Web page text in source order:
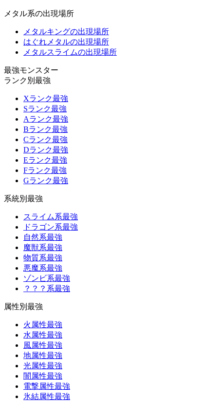
メタル系の出現場所
メタルキングの出現場所
はぐれメタルの出現場所
メタルスライムの出現場所
最強モンスター
ランク別最強
Xランク最強
Sランク最強
Aランク最強
Bランク最強
Cランク最強
Dランク最強
Eランク最強
Fランク最強
Gランク最強
系統別最強
スライム系最強
ドラゴン系最強
自然系最強
魔獣系最強
物質系最強
悪魔系最強
ゾンビ系最強
？？？系最強
属性別最強
火属性最強
水属性最強
風属性最強
地属性最強
光属性最強
闇属性最強
電撃属性最強
氷結属性最強